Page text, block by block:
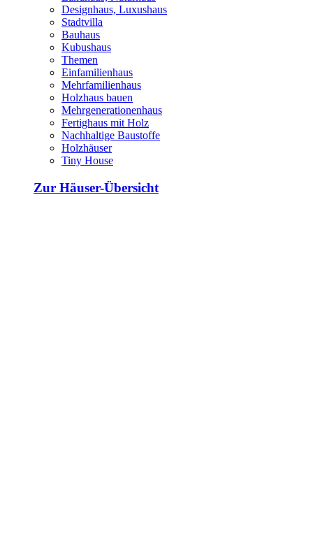
Designhaus, Luxushaus
Stadtvilla
Bauhaus
Kubushaus
Themen
Einfamilienhaus
Mehrfamilienhaus
Holzhaus bauen
Mehrgenerationenhaus
Fertighaus mit Holz
Nachhaltige Baustoffe
Holzhäuser
Tiny House
Zur Häuser-Übersicht